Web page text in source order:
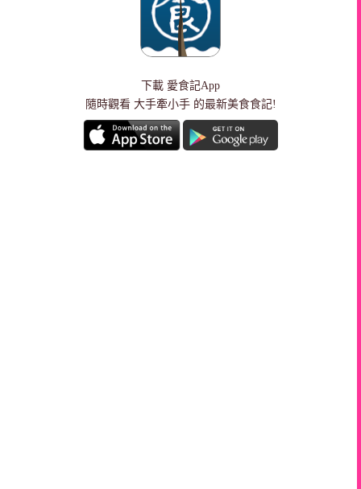
下載 愛食記App
隨時觀看 大手牽小手 的最新美食食記!